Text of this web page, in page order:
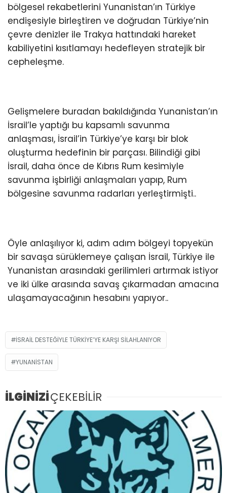
bölgesel rekabetlerini Yunanistan’ın Türkiye
endişesiyle birleştiren ve doğrudan Türkiye’nin
çevre denizler ile Trakya hattındaki hareket
kabiliyetini kısıtlamayı hedefleyen stratejik bir
cepheleşme.
Gelişmelere buradan bakıldığında Yunanistan’ın
İsrail’le yaptığı bu kapsamlı savunma
anlaşması, İsrail’in Türkiye’ye karşı bir blok
oluşturma hedefinin bir parçası. Bilindiği gibi
İsrail, daha önce de Kıbrıs Rum kesimiyle
savunma işbirliği anlaşmaları yapıp, Rum
bölgesine savunma radarları yerleştirmişti..
Öyle anlaşılıyor ki, adım adım bölgeyi topyekün
bir savaşa sürüklemeye çalışan İsrail, Türkiye ile
Yunanistan arasındaki gerilimleri artırmak istiyor
ve iki ülke arasında savaş çıkarmadan amacına
ulaşamayacağının hesabını yapıyor..
İSRAİL DESTEĞİYLE TÜRKİYE’YE KARŞI SİLAHLANIYOR
YUNANISTAN
İLGİNİZİÇEKEBİLİR